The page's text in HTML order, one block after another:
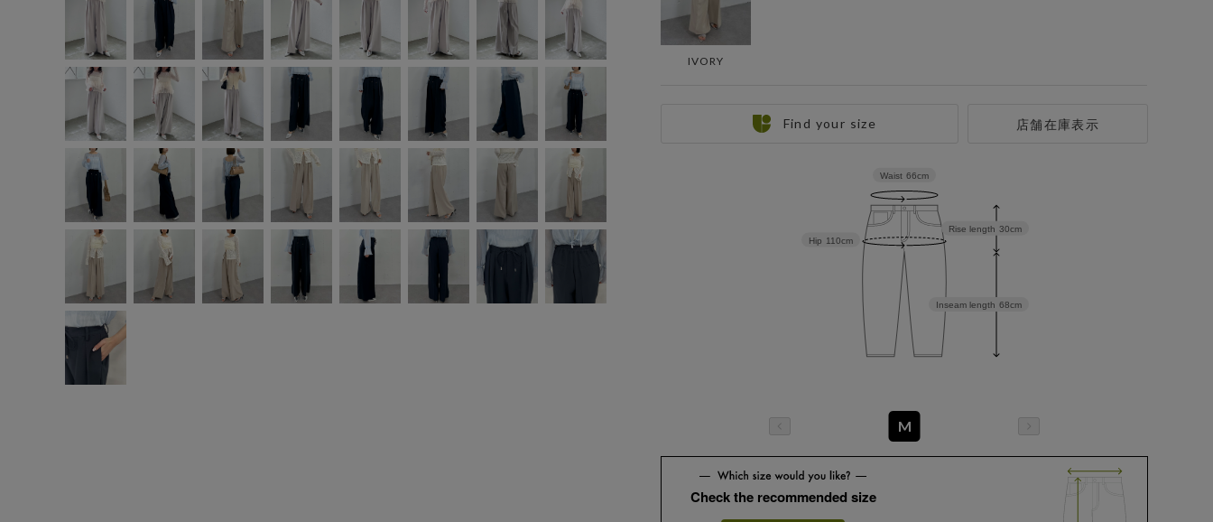
IVORY
店舗在庫表示
Find your size
Inseam length 68cm
Rise length 30cm
Hip 110cm
Waist 66cm
M
Check the recommended size